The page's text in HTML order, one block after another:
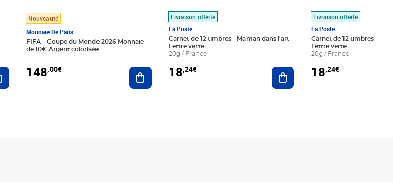
Ajouter au panier
Nouveauté
Monnaie De Paris
FIFA – Coupe du Monde 2026 Monnaie
de 10€ Argent colorisée
148,00€ Ajouter au panier
Livraison offerte
La Poste
Carnet de 12 timbres - Maman dans l'art -
Lettre verte
20g / France
18,24€ Ajouter au panier
Livraison offerte
La Poste
Carnet de 12 timbres - Le
Lettre verte
20g / France
18,24€